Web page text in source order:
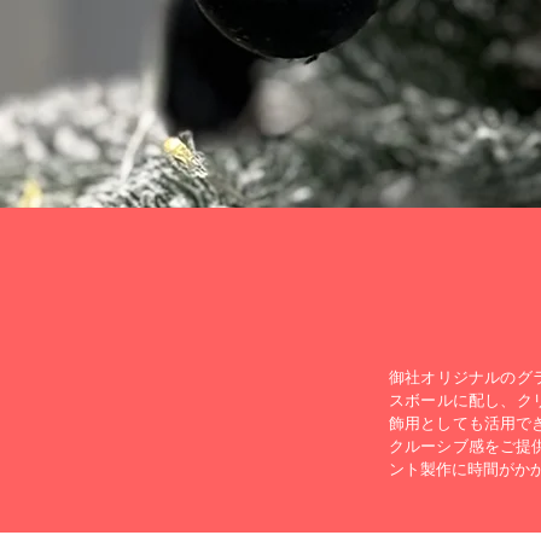
御社オリジナルのグ
スボールに配し、ク
飾用としても活用で
クルーシブ感をご提
ント製作に時間がか